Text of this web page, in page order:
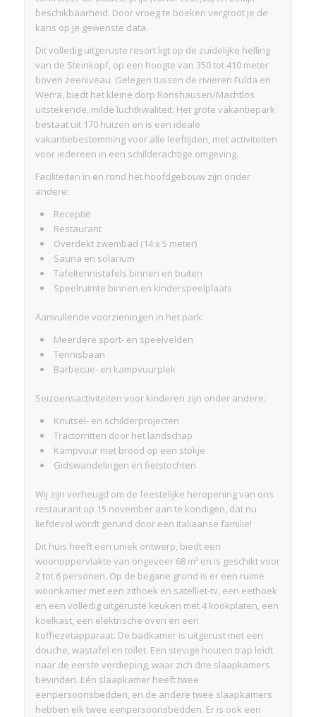
beschikbaarheid. Door vroeg te boeken vergroot je de
kans op je gewenste data.
Dit volledig uitgeruste resort ligt op de zuidelijke helling
van de Steinkopf, op een hoogte van 350 tot 410 meter
boven zeeniveau. Gelegen tussen de rivieren Fulda en
Werra, biedt het kleine dorp Ronshausen/Machtlos
uitstekende, milde luchtkwaliteit. Het grote vakantiepark
bestaat uit 170 huizen en is een ideale
vakantiebestemming voor alle leeftijden, met activiteiten
voor iedereen in een schilderachtige omgeving.
Faciliteiten in en rond het hoofdgebouw zijn onder
andere:
Receptie
Restaurant
Overdekt zwembad (14 x 5 meter)
Sauna en solarium
Tafeltennistafels binnen en buiten
Speelruimte binnen en kinderspeelplaats
Aanvullende voorzieningen in het park:
Meerdere sport- en speelvelden
Tennisbaan
Barbecue- en kampvuurplek
Seizoensactiviteiten voor kinderen zijn onder andere:
Knutsel- en schilderprojecten
Tractorritten door het landschap
Kampvuur met brood op een stokje
Gidswandelingen en fietstochten
Wij zijn verheugd om de feestelijke heropening van ons
restaurant op 15 november aan te kondigen, dat nu
liefdevol wordt gerund door een Italiaanse familie!
Dit huis heeft een uniek ontwerp, biedt een
woonoppervlakte van ongeveer 68 m² en is geschikt voor
2 tot 6 personen. Op de begane grond is er een ruime
woonkamer met een zithoek en satelliet-tv, een eethoek
en een volledig uitgeruste keuken met 4 kookplaten, een
koelkast, een elektrische oven en een
koffiezetapparaat. De badkamer is uitgerust met een
douche, wastafel en toilet. Een stevige houten trap leidt
naar de eerste verdieping, waar zich drie slaapkamers
bevinden. Eén slaapkamer heeft twee
eenpersoonsbedden, en de andere twee slaapkamers
hebben elk twee eenpersoonsbedden. Er is ook een